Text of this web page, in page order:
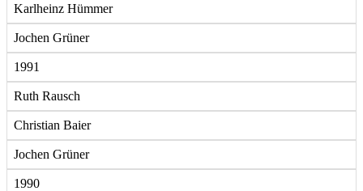
Karlheinz Hümmer
Jochen Grüner
1991
Ruth Rausch
Christian Baier
Jochen Grüner
1990